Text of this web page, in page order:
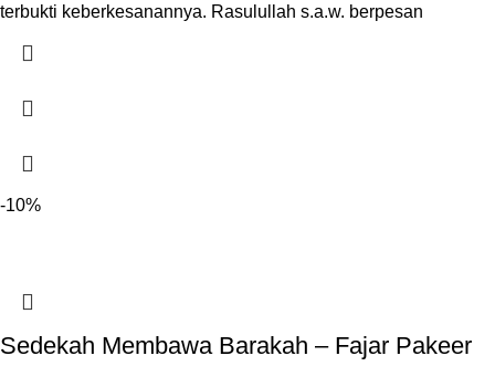
terbukti keberkesanannya. Rasulullah s.a.w. berpesan
-10%
Sedekah Membawa Barakah – Fajar Pakeer